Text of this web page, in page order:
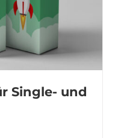
Single- und